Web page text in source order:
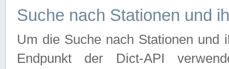
Suche nach Stationen und
Um die Suche nach Stationen und
Endpunkt der Dict-API